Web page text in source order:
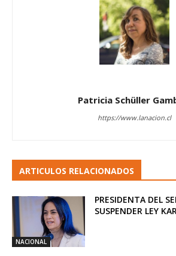
Patricia Schüller
https://www.lanacion.cl
ARTICULOS RELACIONADOS
NACIONAL
PRESIDENTA DEL
SUSPENDER LEY